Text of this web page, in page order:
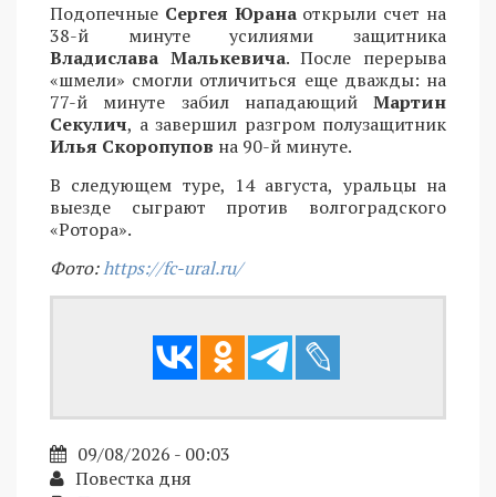
Подопечные Сергея Юрана открыли счет на
38-й минуте усилиями защитника
Владислава Малькевича. После перерыва
«шмели» смогли отличиться еще дважды: на
77-й минуте забил нападающий Мартин
Секулич, а завершил разгром полузащитник
Илья Скоропупов на 90-й минуте.
В следующем туре, 14 августа, уральцы на
выезде сыграют против волгоградского
«Ротора».
Фото:https://fc-ural.ru/
09/08/2026 - 00:03
Повестка дня